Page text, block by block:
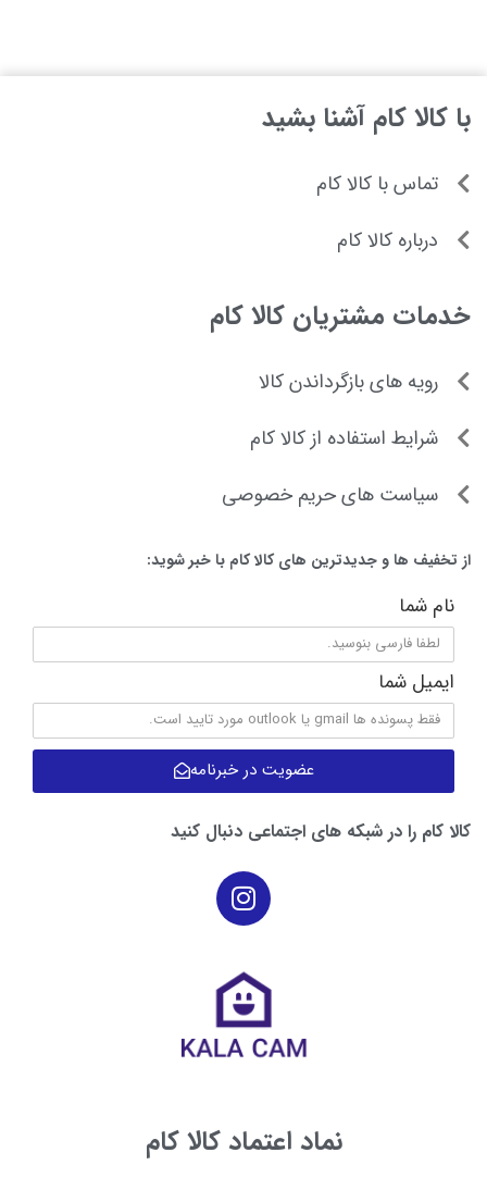
با کالا کام آشنا بشید
تماس با کالا کام
درباره کالا کام
خدمات مشتریان کالا کام
رویه های بازگرداندن کالا
شرایط استفاده از کالا کام
سیاست های حریم خصوصی
از تخفیف ها و جدیدترین های کالا کام با خبر شوید:
نام شما
ایمیل شما
عضویت در خبرنامه
کالا کام را در شبکه های اجتماعی دنبال کنید
نماد اعتماد کالا کام